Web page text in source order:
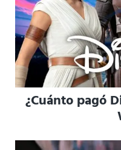
¿Cuánto pagó